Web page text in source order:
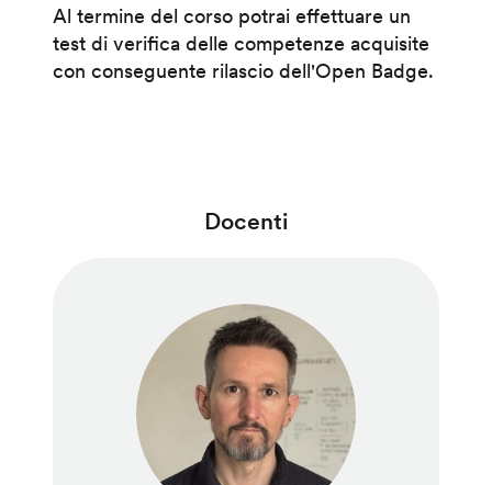
Al termine del corso potrai effettuare un
test di verifica delle competenze acquisite
con conseguente rilascio dell'Open Badge.
Docenti